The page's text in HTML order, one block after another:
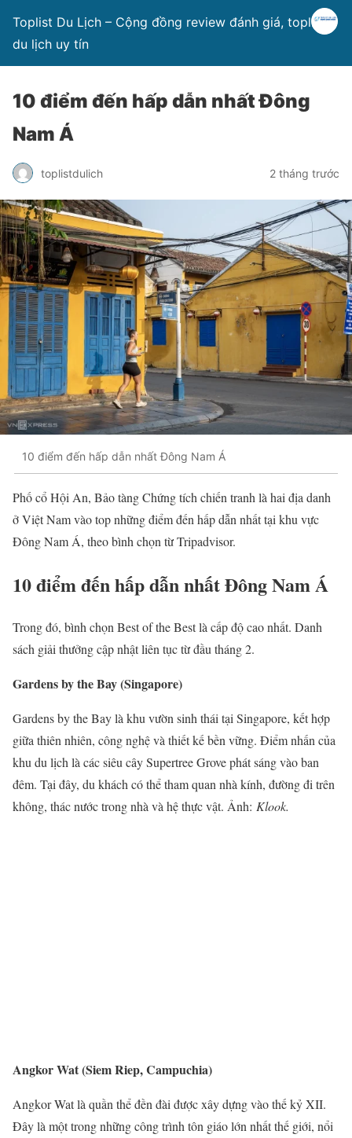
Toplist Du Lịch – Cộng đồng review đánh giá, toplist
du lịch uy tín
10 điểm đến hấp dẫn nhất Đông
Nam Á
toplistdulich 2 tháng trước
10 điểm đến hấp dẫn nhất Đông Nam Á
Phố cổ Hội An, Bảo tàng Chứng tích chiến tranh là hai địa danh
ở Việt Nam vào top những điểm đến hấp dẫn nhất tại khu vực
Đông Nam Á, theo bình chọn từ Tripadvisor.
10 điểm đến hấp dẫn nhất Đông Nam Á
Trong đó, bình chọn Best of the Best là cấp độ cao nhất. Danh
sách giải thưởng cập nhật liên tục từ đầu tháng 2.
Gardens by the Bay (Singapore)
Gardens by the Bay là khu vườn sinh thái tại Singapore, kết hợp
giữa thiên nhiên, công nghệ và thiết kế bền vững. Điểm nhấn của
khu du lịch là các siêu cây Supertree Grove phát sáng vào ban
đêm. Tại đây, du khách có thể tham quan nhà kính, đường đi trên
không, thác nước trong nhà và hệ thực vật. Ảnh: Klook.
Angkor Wat (Siem Riep, Campuchia)
Angkor Wat là quần thể đền đài được xây dựng vào thế kỷ XII.
Đây là một trong những công trình tôn giáo lớn nhất thế giới, nổi